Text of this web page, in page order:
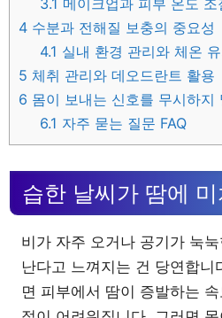
4 수분과 전해질 보충의 중요성
4.1 실내 환경 관리와 체온
5 체취 관리와 데오드란트 활용
6 몸이 보내는 신호를 무시하지
6.1 자주 묻는 질문 FAQ
습한 날씨가 땀에
비가 자주 오거나 공기가 눅
난다고 느껴지는 건 당연합니
면 피부에서 땀이 증발하는